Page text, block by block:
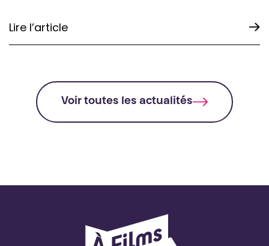
Lire l’article
Voir toutes les actualités